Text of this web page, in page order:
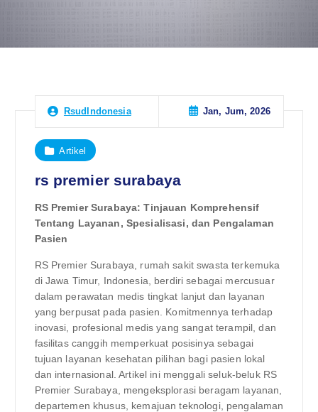
RsudIndonesia Jan, Jum, 2026
Artikel
rs premier surabaya
RS Premier Surabaya: Tinjauan Komprehensif
Tentang Layanan, Spesialisasi, dan Pengalaman
Pasien
RS Premier Surabaya, rumah sakit swasta terkemuka
di Jawa Timur, Indonesia, berdiri sebagai mercusuar
dalam perawatan medis tingkat lanjut dan layanan
yang berpusat pada pasien. Komitmennya terhadap
inovasi, profesional medis yang sangat terampil, dan
fasilitas canggih memperkuat posisinya sebagai
tujuan layanan kesehatan pilihan bagi pasien lokal
dan internasional. Artikel ini menggali seluk-beluk RS
Premier Surabaya, mengeksplorasi beragam layanan,
departemen khusus, kemajuan teknologi, pengalaman